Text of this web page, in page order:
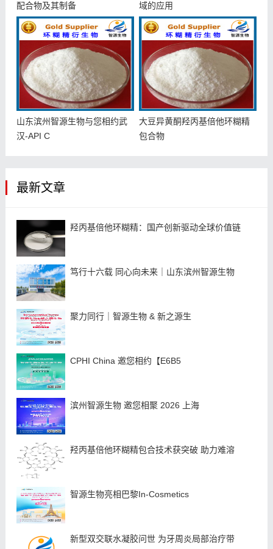
配合物及其制备
域的应用
山东滨州智源生物与您相约武
汉-API C
大豆异黄酮羟丙基倍他环糊精
包合物
最新文章
羟丙基倍他环糊精：国产创新驱动全球价值链
笃行十六载 同心向未来｜山东滨州智源生物
聚力同行｜智源生物 & 新之源生
CPHI China 邀您相约【E6B5
滨州智源生物 邀您相聚 2026 上海
羟丙基倍他环糊精包合技术获突破 助力难溶
智源生物亮相巴黎In-Cosmetics
新型双交联水凝胶问世 为牙周炎局部治疗带